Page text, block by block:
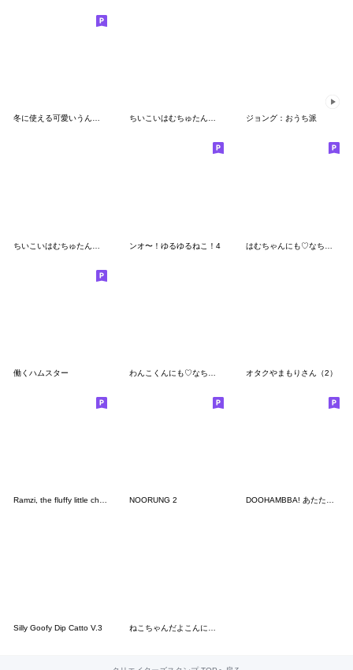
冬に使える可愛いうんたねこスタンプ8 ちいこいはむちゅたん☆春 ジョング：おうち派
ンオ〜！ゆるゆるねこ！4
働くハムスター オタクやまもりさん（2）
Ramzi, the fluffy little chipmunk NOORUNG 2 DOOHAMBBA! あたたかい日常
Silly Goofy Dip Catto V.3